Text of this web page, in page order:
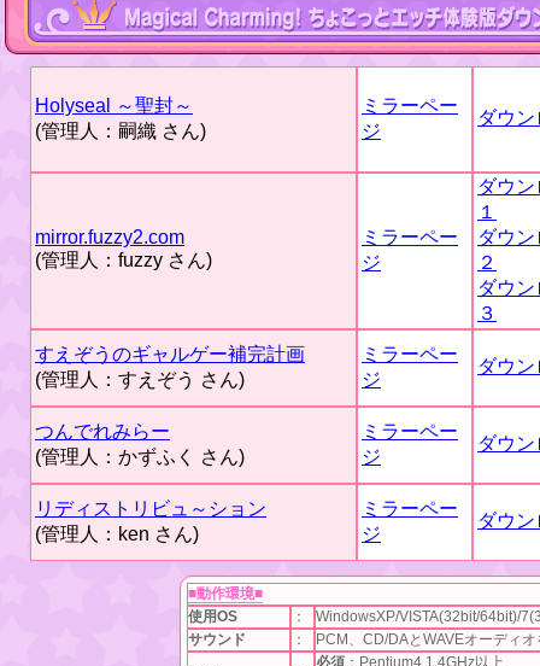
Holyseal ～聖封～
(管理人：嗣織 さん)
ミラーペー
ジ
ダウ
mirror.fuzzy2.com
(管理人：fuzzy さん)
ミラーペー
ジ
ダウ
１
ダウ
２
ダウ
３
すえぞうのギャルゲー補完計画
(管理人：すえぞう さん)
ミラーペー
ジ
ダウ
つんでれみらー
(管理人：かずふく さん)
ミラーペー
ジ
ダウ
リディストリビュ～ション
(管理人：ken さん)
ミラーペー
ジ
ダウ
■動作環境■
使用OS
：
WindowsXP/VISTA(32bit/64bit)/
サウンド
：
PCM、CD/DAとWAVEオーディ
必須 ：Pentium4 1.4GHz以上